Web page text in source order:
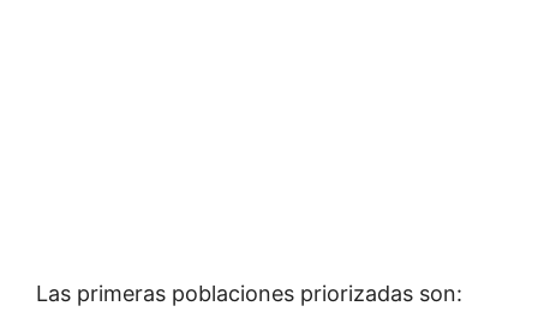
Las primeras poblaciones priorizadas son: